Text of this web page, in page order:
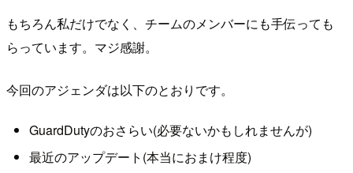
もちろん私だけでなく、チームのメンバーにも手伝っても
らっています。マジ感謝。
今回のアジェンダは以下のとおりです。
GuardDutyのおさらい(必要ないかもしれませんが)
最近のアップデート(本当におまけ程度)